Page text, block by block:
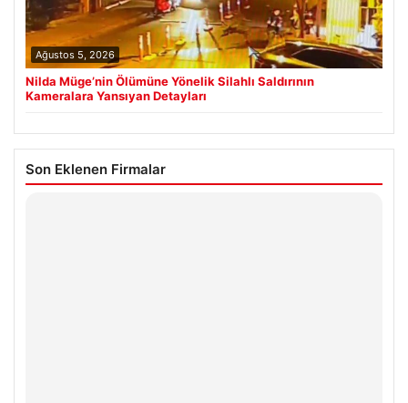
Ağustos 5, 2026
Nilda Müge’nin Ölümüne Yönelik Silahlı Saldırının
Kameralara Yansıyan Detayları
Son Eklenen Firmalar